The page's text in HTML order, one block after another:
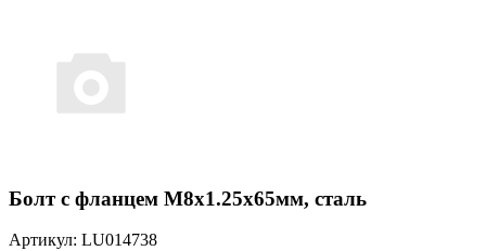
Болт с фланцем M8х1.25х65мм, сталь
Артикул: LU014738